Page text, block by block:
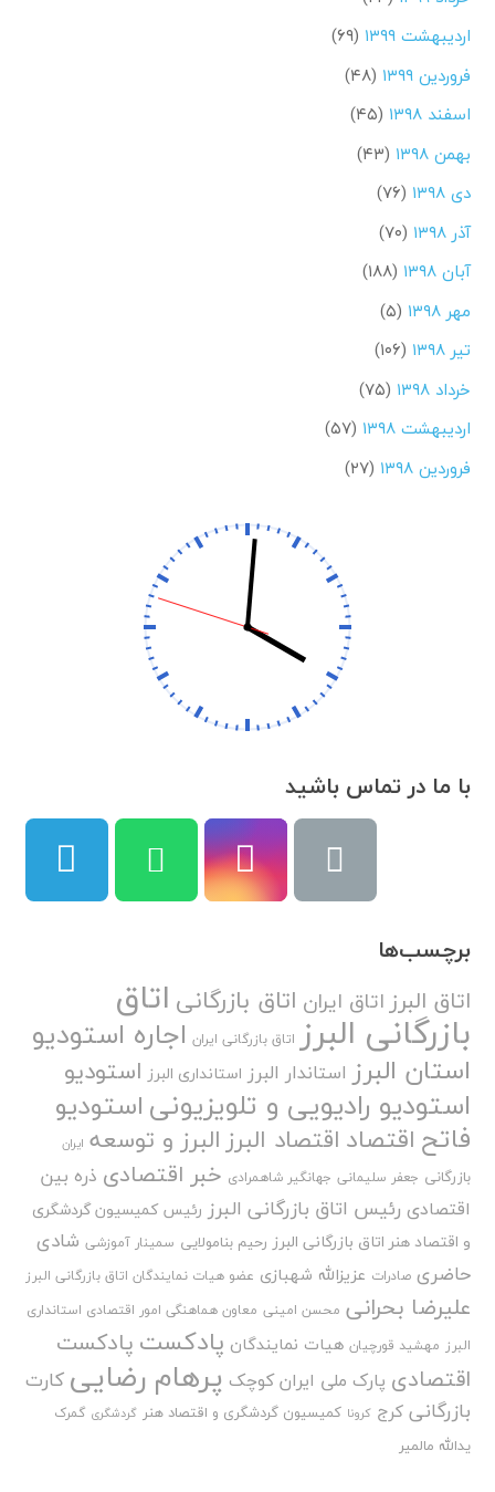
اردیبهشت ۱۳۹۹
(۶۹)
فروردین ۱۳۹۹
(۴۸)
اسفند ۱۳۹۸
(۴۵)
بهمن ۱۳۹۸
(۴۳)
دی ۱۳۹۸
(۷۶)
آذر ۱۳۹۸
(۷۰)
آبان ۱۳۹۸
(۱۸۸)
مهر ۱۳۹۸
(۵)
تیر ۱۳۹۸
(۱۰۶)
خرداد ۱۳۹۸
(۷۵)
اردیبهشت ۱۳۹۸
(۵۷)
فروردین ۱۳۹۸
(۲۷)
با ما در تماس باشید
برچسب‌ها
اتاق البرز اتاق ایران اتاق بازرگانی اتاق
بازرگانی البرز اتاق بازرگانی ایران اجاره استودیو
استان البرز استاندار البرز استانداری البرز استودیو
استودیو رادیویی و تلویزیونیاستودیو
فاتح اقتصاد اقتصاد البرزالبرز و توسعه ایران
بازرگانی جعفر سلیمانی جهانگیر شاهمرادی خبر اقتصادی ذره بین
اقتصادی رئیس اتاق بازرگانی البرز رئیس کمیسیون گردشگری
و اقتصاد هنر اتاق بازرگانی البرز رحیم بنامولایی سمینار آموزشی شادی
حاضری صادرات عزیزالله شهبازی عضو هیات نمایندگان اتاق بازرگانی البرز
علیرضا بحرانی محسن امینی معاون هماهنگی امور اقتصادی استانداری
البرز مهشید قورچیان هیات نمایندگان پادکست پادکست
اقتصادی پارک ملی ایران کوچک پرهام رضایی کارت
بازرگانی کرج کرونا کمیسیون گردشگری و اقتصاد هنر گردشگری گمرک
یدالله مالمیر